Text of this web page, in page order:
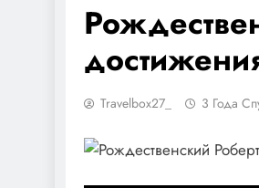
Travelbox27_ 3 Года